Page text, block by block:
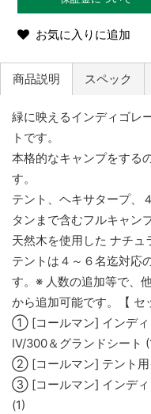
お気に入りに追加
商品説明 スペック
緑に映えるインディゴレ
トです。
本格的なキャンプをする
す。
テント、ヘキサタープ、
タンまで含むフルキャン
天然木を使用した ナチュ
テントは４～６名迄対応
す。※ 人数の追加等で、
から追加可能です。【 セ
① [コールマン] インディ
Ⅳ/300＆グランドシート
② [コールマン] テント用
③ [コールマン] インディ
(1)